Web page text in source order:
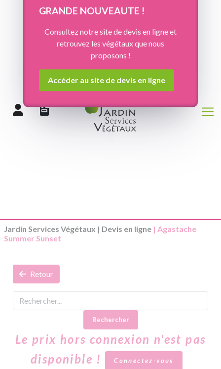
GRANDE NOUVEAUTE !
Consultez notre site de devis en ligne et
retrouvez les végétaux que nous
proposons !
Accéder au site de devis en ligne
Jardin Services Végétaux | Devis en ligne | Agastache
Summer Sunset
Retour
Rechercher
Le prix hors connexion n'est pas
disponible !
Connectez-vous
Panneau de gestion des cookies